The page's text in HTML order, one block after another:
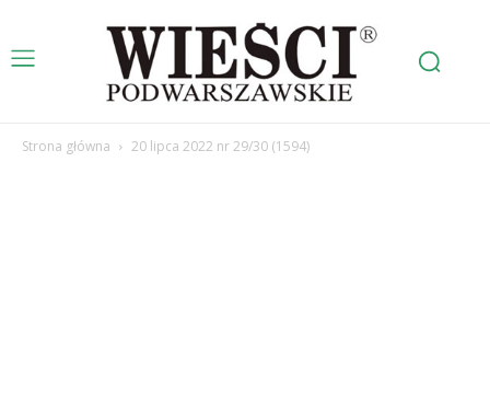
Strona główna 20 lipca 2022 nr 29/30 (1594)